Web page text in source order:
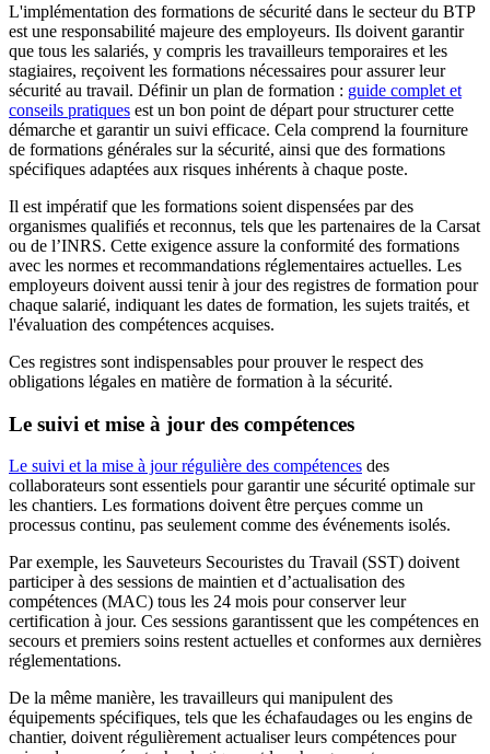
L'implémentation des formations de sécurité dans le secteur du BTP
est une responsabilité majeure des employeurs. Ils doivent garantir
que tous les salariés, y compris les travailleurs temporaires et les
stagiaires, reçoivent les formations nécessaires pour assurer leur
sécurité au travail. Définir un plan de formation : guide complet et
conseils pratiques est un bon point de départ pour structurer cette
démarche et garantir un suivi efficace. Cela comprend la fourniture
de formations générales sur la sécurité, ainsi que des formations
spécifiques adaptées aux risques inhérents à chaque poste.
Il est impératif que les formations soient dispensées par des
organismes qualifiés et reconnus, tels que les partenaires de la Carsat
ou de l’INRS. Cette exigence assure la conformité des formations
avec les normes et recommandations réglementaires actuelles. Les
employeurs doivent aussi tenir à jour des registres de formation pour
chaque salarié, indiquant les dates de formation, les sujets traités, et
l'évaluation des compétences acquises.
Ces registres sont indispensables pour prouver le respect des
obligations légales en matière de formation à la sécurité.
Le suivi et mise à jour des compétences
Le suivi et la mise à jour régulière des compétences des
collaborateurs sont essentiels pour garantir une sécurité optimale sur
les chantiers. Les formations doivent être perçues comme un
processus continu, pas seulement comme des événements isolés.
Par exemple, les Sauveteurs Secouristes du Travail (SST) doivent
participer à des sessions de maintien et d’actualisation des
compétences (MAC) tous les 24 mois pour conserver leur
certification à jour. Ces sessions garantissent que les compétences en
secours et premiers soins restent actuelles et conformes aux dernières
réglementations.
De la même manière, les travailleurs qui manipulent des
équipements spécifiques, tels que les échafaudages ou les engins de
chantier, doivent régulièrement actualiser leurs compétences pour